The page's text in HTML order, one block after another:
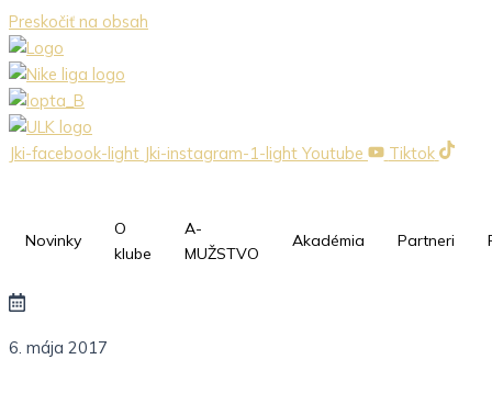
Preskočiť na obsah
Jki-facebook-light Jki-instagram-1-light Youtube Tiktok
Novinky
O
klube
A-
MUŽSTVO
Akadémia Partneri
6. mája 2017